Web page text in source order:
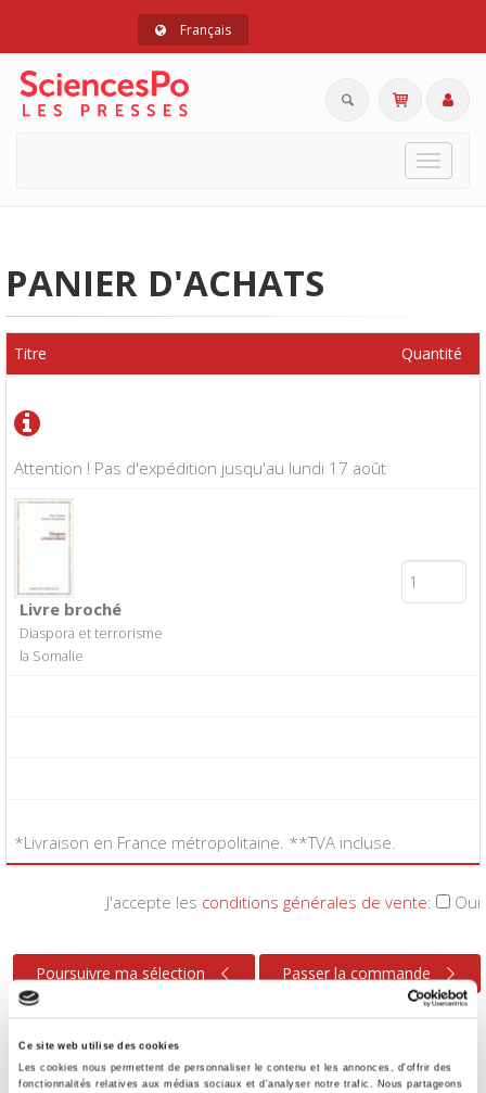
Ce site web utilise des cookies
Les cookies nous permettent de personnaliser le contenu et les annonces, d'offrir des
fonctionnalités relatives aux médias sociaux et d'analyser notre trafic. Nous partageons
Français
Toggle
PANIER D'ACHATS
Attention ! Pas d'expédition jusqu'au lundi 17 août
Titre Quantité
Livre broché
Diaspora et terrorisme
la Somalie
*Livraison en France métropolitaine. **TVA incluse.
J'accepte les conditions générales de vente: Oui
Poursuivre ma sélection Passer la commande